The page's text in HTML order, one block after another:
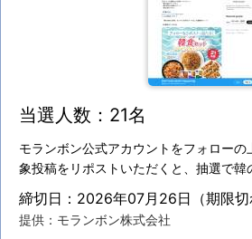
当選人数：21名
モランボン公式アカウントをフォローの
象投稿をリポストいただくと、抽選で韓
締切日：2026年07月26日（期限切
提供：モランボン株式会社